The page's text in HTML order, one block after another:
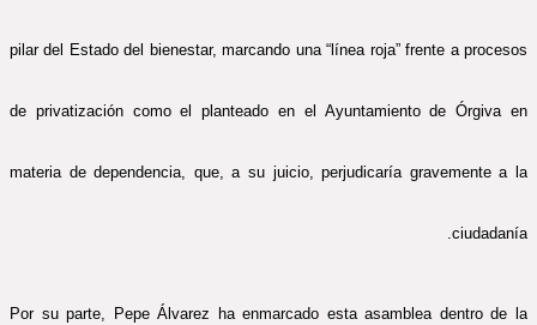
pilar del Estado del bienestar, marcando una “línea roja” frente a procesos
de privatización como el planteado en el Ayuntamiento de Órgiva en
materia de dependencia, que, a su juicio, perjudicaría gravemente a la
ciudadanía.
Por su parte, Pepe Álvarez ha enmarcado esta asamblea dentro de la